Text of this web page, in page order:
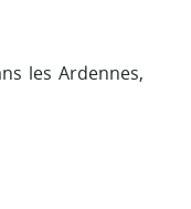
les Ardennes,